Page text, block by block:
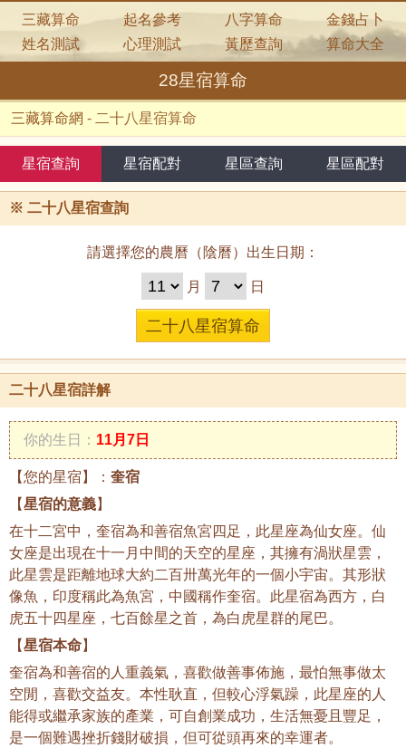
三藏算命 起名參考 八字算命
金錢占卜
姓名測試
心理測試 黃歷查詢 算命大全
28星宿算命
三藏算命網 - 二十八星宿算命
星宿查詢 星宿配對 星區查詢 星區配對
※ 二十八星宿查詢
請選擇您的農曆（陰曆）出生日期：
月 日
二十八星宿詳解
你的生日： 11月7日
【您的星宿】： 奎宿
【星宿的意義】
在十二宮中，奎宿為和善宿魚宮四足，此星座為仙女座。仙
女座是出現在十一月中間的天空的星座，其擁有渦狀星雲，
此星雲是距離地球大約二百卅萬光年的一個小宇宙。其形狀
像魚，印度稱此為魚宮，中國稱作奎宿。此星宿為西方，白
虎五十四星座，七百餘星之首，為白虎星群的尾巴。
【星宿本命】
奎宿為和善宿的人重義氣，喜歡做善事佈施，最怕無事做太
空閒，喜歡交益友。本性耿直，但較心浮氣躁，此星座的人
能得或繼承家族的產業，可自創業成功，生活無憂且豐足，
是一個難遇挫折錢財破損，但可從頭再來的幸運者。